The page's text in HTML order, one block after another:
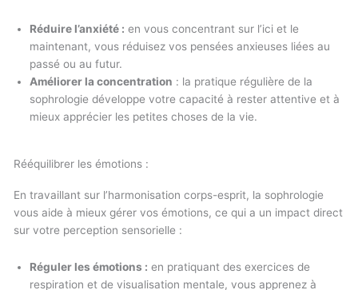
Réduire l’anxiété : en vous concentrant sur l’ici et le
maintenant, vous réduisez vos pensées anxieuses liées au
passé ou au futur.
Améliorer la concentration : la pratique régulière de la
sophrologie développe votre capacité à rester attentive et à
mieux apprécier les petites choses de la vie.
Rééquilibrer les émotions :
En travaillant sur l’harmonisation corps-esprit, la sophrologie
vous aide à mieux gérer vos émotions, ce qui a un impact direct
sur votre perception sensorielle :
Réguler les émotions : en pratiquant des exercices de
respiration et de visualisation mentale, vous apprenez à